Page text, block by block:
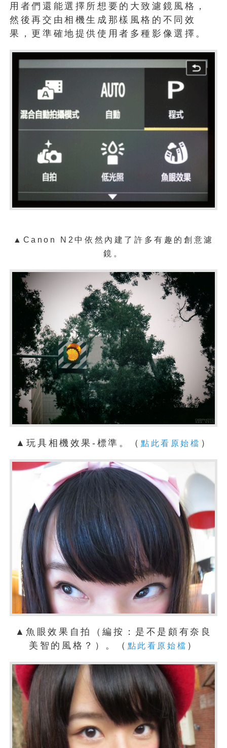
用者們還能選擇所想要的大致濾鏡風格，
然後再交由相機生成那樣風格的不同效
果，更準確地提供使用者多種影像選擇。
▲Canon N2中依然內建了許多有趣的創意濾
鏡。
▲玩具相機效果-標準。（ 點此看原始檔 ）
▲魚眼效果自拍（編按：是不是頗有奈良
美智的風格？）。（ 點此看原始檔 ）